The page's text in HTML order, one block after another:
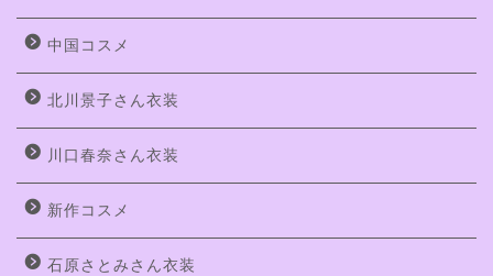
中国コスメ
北川景子さん衣装
川口春奈さん衣装
新作コスメ
石原さとみさん衣装